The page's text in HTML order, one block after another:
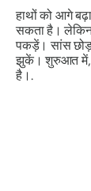
हाथों को आगे
सकता है। लेकिन
पकड़ें। सांस
झुकें। शुरुआत में,
है।.